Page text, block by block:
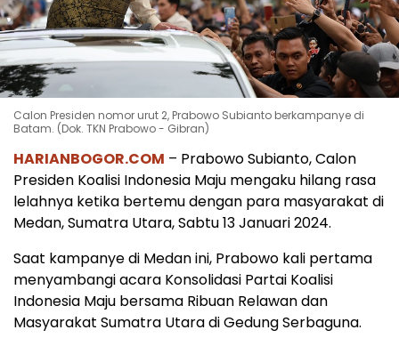
Calon Presiden nomor urut 2, Prabowo Subianto berkampanye di
Batam. (Dok. TKN Prabowo - Gibran)
HARIANBOGOR.COM – Prabowo Subianto, Calon
Presiden Koalisi Indonesia Maju mengaku hilang rasa
lelahnya ketika bertemu dengan para masyarakat di
Medan, Sumatra Utara, Sabtu 13 Januari 2024.
Saat kampanye di Medan ini, Prabowo kali pertama
menyambangi acara Konsolidasi Partai Koalisi
Indonesia Maju bersama Ribuan Relawan dan
Masyarakat Sumatra Utara di Gedung Serbaguna.